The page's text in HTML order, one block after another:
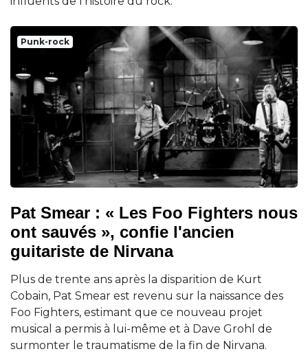
Punk-rock
Pat Smear : « Les Foo Fighters nous
ont sauvés », confie l'ancien
guitariste de Nirvana
Plus de trente ans après la disparition de Kurt
Cobain, Pat Smear est revenu sur la naissance des
Foo Fighters, estimant que ce nouveau projet
musical a permis à lui-même et à Dave Grohl de
surmonter le traumatisme de la fin de Nirvana.